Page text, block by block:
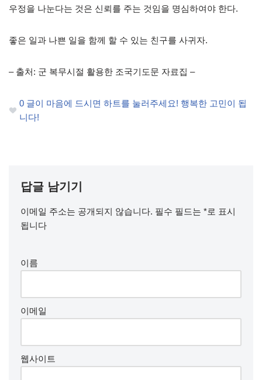
우정을 나눈다는 것은 신뢰를 주는 것임을 명심하여야 한다.
좋은 일과 나쁜 일을 함께 할 수 있는 친구를 사귀자.
– 출처: 군 복무시절 활용한 조국기도문 자료집 –
0 글이 마음에 드시면 하트를 눌러주세요! 행복한 고민이 됩
니다!
답글 남기기
이메일 주소는 공개되지 않습니다. 필수 필드는 *로 표시
됩니다
이름
이메일
웹사이트